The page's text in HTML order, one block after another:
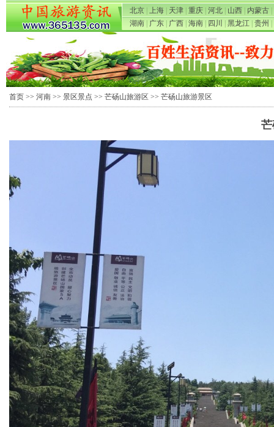
北京 上海 天津 重庆 河北 山西 内蒙古
湖南
广东 广西 海南 四川 黑龙江 贵州
首页 >> 河南 >> 景区景点 >> 芒砀山旅游区 >> 芒砀山旅游景区